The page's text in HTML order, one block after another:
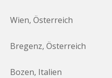
Wien, Österreich
Bregenz, Österreich
Bozen, Italien